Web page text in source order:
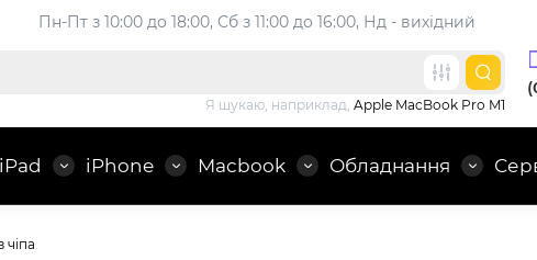
Пн-Пт з 10:00 до 18:00, Сб з 11:00 до 16:00, Нд - вихідний
Я шукаю, наприклад, Apple MacBook Pro M1
iPad iPhone Macbook Обладнання